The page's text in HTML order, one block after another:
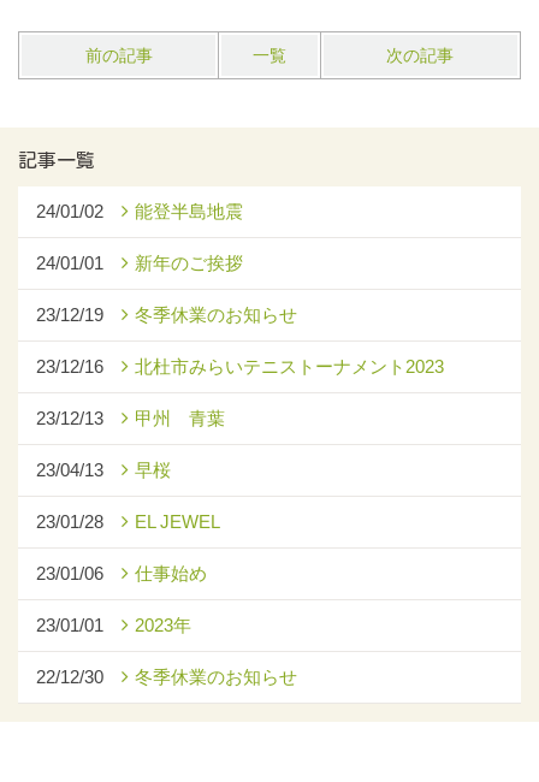
前の記事 一覧 次の記事
記事一覧
24/01/02 能登半島地震
24/01/01 新年のご挨拶
23/12/19 冬季休業のお知らせ
23/12/16 北杜市みらいテニストーナメント2023
23/12/13 甲州 青葉
23/04/13 早桜
23/01/28 EL JEWEL
23/01/06 仕事始め
23/01/01 2023年
22/12/30 冬季休業のお知らせ